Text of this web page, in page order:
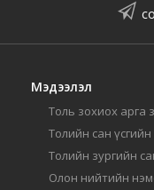
Мэдээлэл
Толь зохиох арга
Толийн сан
Толийн зургийн
Олон нийтийн